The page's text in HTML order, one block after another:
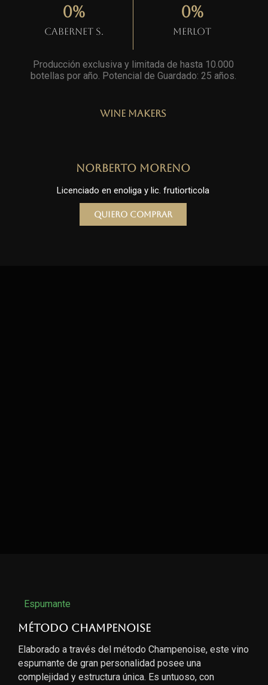
Cabernet S.
0%
Merlot
0%
Producción exclusiva y limitada de hasta 10.000
botellas por año. Potencial de Guardado: 25 años
Wine Makers
Norberto Moreno
Licenciado en enoliga y lic. frutiorticola
Quiero comprar
Espumante
Método Champenoise
Elaborado a través del método Champenoise, este vino
espumante de gran personalidad posee una
complejidad y estructura única. Es untuoso, con